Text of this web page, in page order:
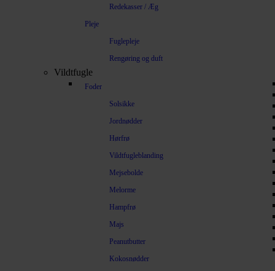
Redekasser / Æg
Pleje
Fuglepleje
Rengøring og duft
Vildtfugle
Foder
Solsikke
Jordnødder
Hørfrø
Vildtfugleblanding
Mejsebolde
Melorme
Hampfrø
Majs
Peanutbutter
Kokosnødder